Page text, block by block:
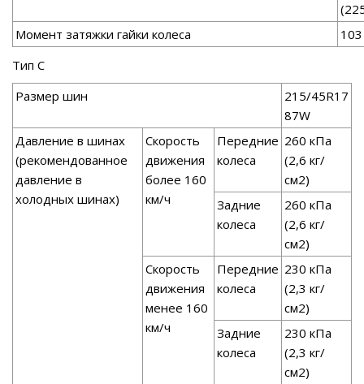
Момент затяжки гайки колеса
Тип С
Размер шин
215/45R17
87W
Давление в шинах
(рекомендованное
давление в
холодных шинах)
Скорость
движения
более 160
км/ч
Передние
колеса
260 кПа
(2,6 кг/
см2)
Задние
колеса
260 кПа
(2,6 кг/
см2)
Скорость
движения
менее 160
км/ч
Передние
колеса
230 кПа
(2,3 кг/
см2)
Задние
колеса
230 кПа
(2,3 кг/
см2)